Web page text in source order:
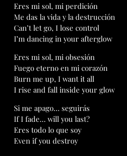
Eres mi sol, mi perdición
Me das la vida y la destrucción
Can’t let go, I lose control
I’m dancing in your afterglow
Eres mi sol, mi obsesión
Fuego eterno en mi corazón
Burn me up, I want it all
I rise and fall inside your glow
Si me apago… seguirás
If I fade… will you last?
Eres todo lo que soy
Even if you destroy